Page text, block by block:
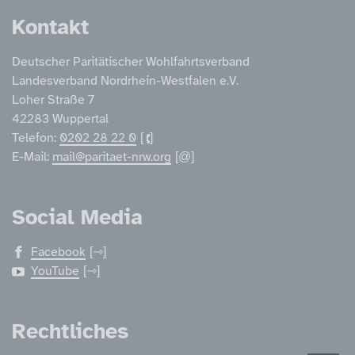
Kontakt
Deutscher Paritätischer Wohlfahrtsverband
Landesverband Nordrhein-Westfalen e.V.
Loher Straße 7
42283 Wuppertal
Telefon: 0202 28 22 0
E-Mail: mail@paritaet-nrw.org
Social Media
Facebook
YouTube
Rechtliches